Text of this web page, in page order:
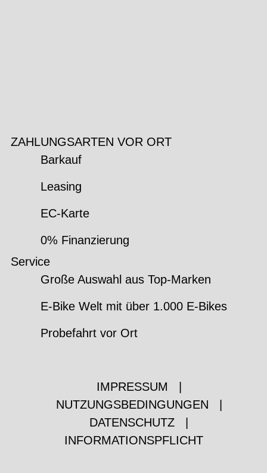
ZAHLUNGSARTEN VOR ORT
Barkauf
Leasing
EC-Karte
0% Finanzierung
Service
Große Auswahl aus Top-Marken
E-Bike Welt mit über 1.000 E-Bikes
Probefahrt vor Ort
IMPRESSUM
NUTZUNGSBEDINGUNGEN
DATENSCHUTZ
INFORMATIONSPFLICHT